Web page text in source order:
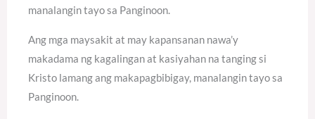
manalangin tayo sa Panginoon.
Ang mga maysakit at may kapansanan nawa’y
makadama ng kagalingan at kasiyahan na tanging si
Kristo lamang ang makapagbibigay, manalangin tayo sa
Panginoon.